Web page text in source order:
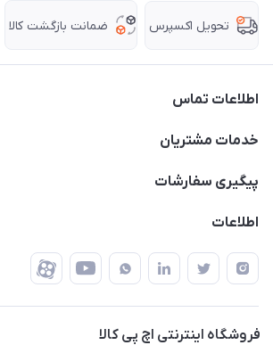
تحویل اکسپرس ضمانت بازگشت کالا
اطلاعات تماس
63 0000 43 - 021
تهران - طبقه سوم تجاری - پلاک 11014
خدمات مشتریان
قوانین و مقررات
ضمانت اصالت کالا
پیگیری سفارشات
رهگیری مرسولات پست
رهگیری مرسولات چاپار
رهگیری مرسولات ماهکس
اطلاعات
درباره ما
تماس با ما
فروشگاه اینترنتی اچ پی کالا